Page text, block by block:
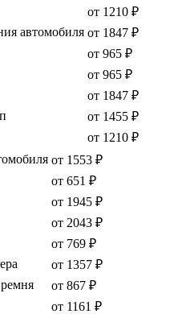
от 1210 ₽
автомобиля от 1847 ₽
от 965 ₽
от 965 ₽
от 1847 ₽
от 1455 ₽
от 1210 ₽
от 1553 ₽
от 651 ₽
от 1945 ₽
от 2043 ₽
от 769 ₽
от 1357 ₽
от 867 ₽
от 1161 ₽